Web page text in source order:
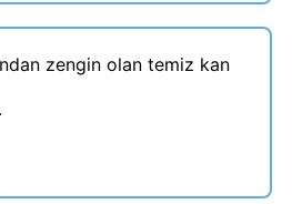
zengin olan temiz kan